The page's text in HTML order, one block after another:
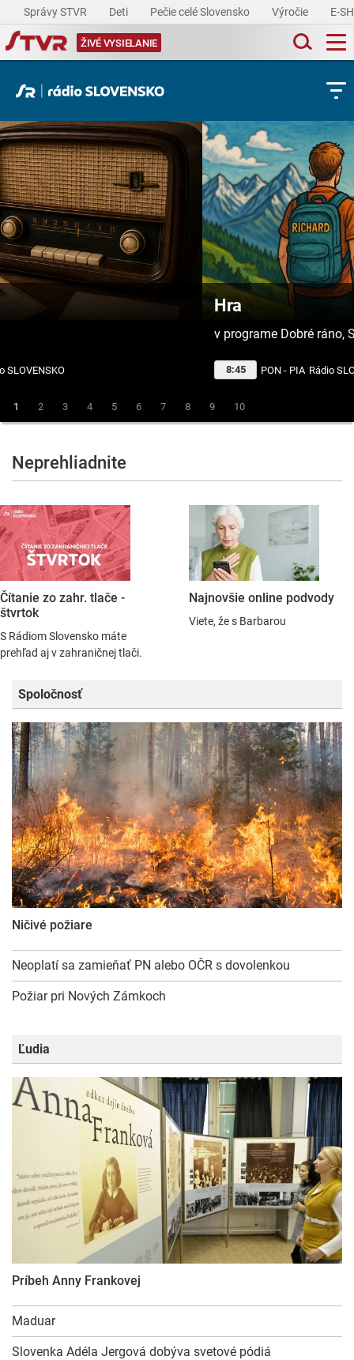
Správy STVR Deti Pečie celé Slovensko Výročie E-
ŽIVÉ VYSIELANIE
PON - PIA
8:45
1 2 3 4 5 6 7 8 9 10
Neprehliadnite
Čítanie zo zahr. tlače -
štvrtok
S Rádiom Slovensko máte
prehľad aj v zahraničnej tlači.
Najnovšie online podvody
Viete, že s Barbarou
Spoločnosť
Ničivé požiare
Neoplatí sa zamieňať PN alebo OČR s dovolenkou
Požiar pri Nových Zámkoch
Ľudia
Príbeh Anny Frankovej
Maduar
Slovenka Adéla Jergová dobýva svetové pódiá